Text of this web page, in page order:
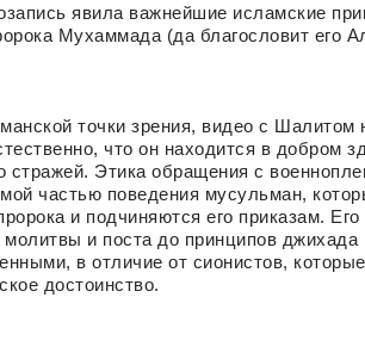
явила важнейшие исламские
Мухаммада (да благословит его
точки зрения, видео с
что он находится в добром
стражей. Этика обращения с
частью поведения мусульман,
и подчиняются его приказам.
молитвы и поста до принципов джихада
в отличие от сионистов,
достоинство.